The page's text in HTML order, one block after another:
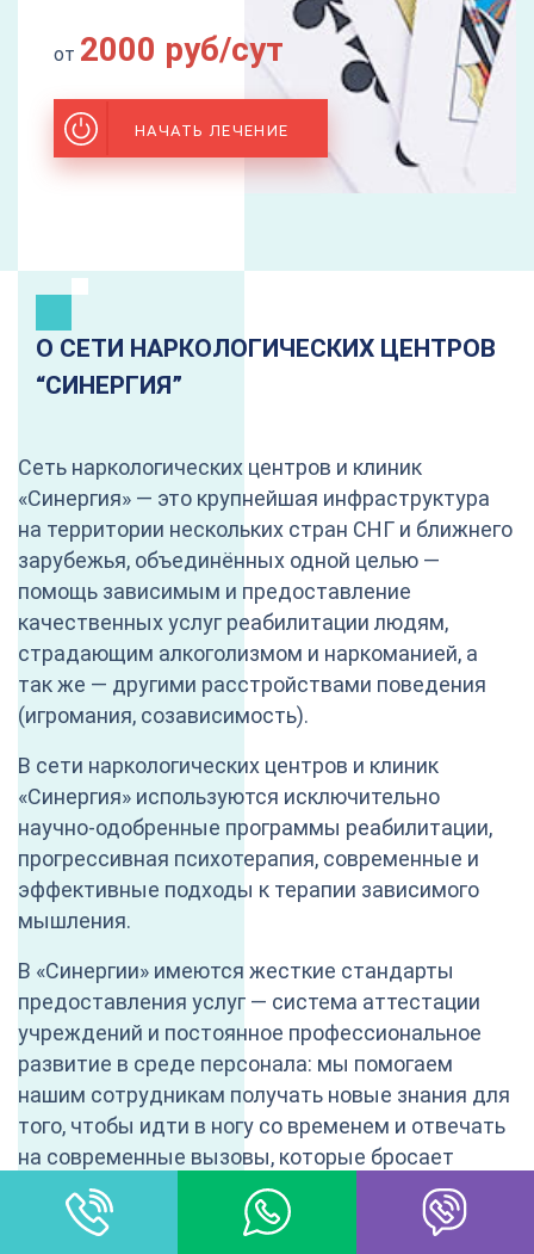
от 2000 руб/сут
НАЧАТЬ ЛЕЧЕНИЕ
О СЕТИ НАРКОЛОГИЧЕСКИХ ЦЕНТРОВ
“CИНЕРГИЯ”
Сеть наркологических центров и клиник
«Синергия» — это крупнейшая инфраструктура
на территории нескольких стран СНГ и ближнего
зарубежья, объединённых одной целью —
помощь зависимым и предоставление
качественных услуг реабилитации людям,
страдающим алкоголизмом и наркоманией, а
так же — другими расстройствами поведения
(игромания, созависимость).
В сети наркологических центров и клиник
«Синергия» используются исключительно
научно-одобренные программы реабилитации,
прогрессивная психотерапия, современные и
эффективные подходы к терапии зависимого
мышления.
В «Синергии» имеются жесткие стандарты
предоставления услуг — система аттестации
учреждений и постоянное профессиональное
развитие в среде персонала: мы помогаем
нашим сотрудникам получать новые знания для
того, чтобы идти в ногу со временем и отвечать
на современные вызовы, которые бросает
зависимость от новых синтетических
соединений, появляющихся буквально каждые